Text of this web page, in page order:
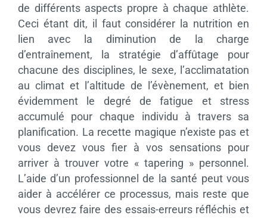
de différents aspects propre à chaque athlète.
Ceci étant dit, il faut considérer la nutrition en
lien avec la diminution de la charge
d’entraînement, la stratégie d’affûtage pour
chacune des disciplines, le sexe, l’acclimatation
au climat et l’altitude de l’évènement, et bien
évidemment le degré de fatigue et stress
accumulé pour chaque individu à travers sa
planification. La recette magique n’existe pas et
vous devez vous fier à vos sensations pour
arriver à trouver votre « tapering » personnel.
L’aide d’un professionnel de la santé peut vous
aider à accélérer ce processus, mais reste que
vous devrez faire des essais-erreurs réfléchis et